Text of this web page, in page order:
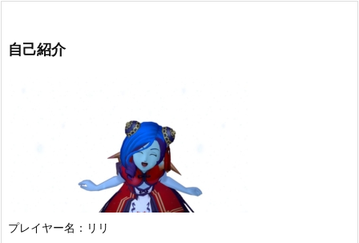
自己紹介
プレイヤー名：リリ